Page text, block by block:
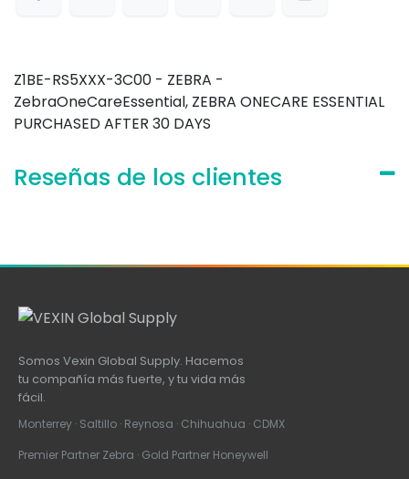
Z1BE-RS5XXX-3C00 - ZEBRA -
ZebraOneCareEssential, ZEBRA ONECARE ESSENTIAL
PURCHASED AFTER 30 DAYS
Reseñas de los clientes
Somos Vexin Global Supply. Hacemos
tu compañía más fuerte, y tu vida más
fácil.
Monterrey · Saltillo · Reynosa · Chihuahua · CDMX
Premier Partner Zebra · Gold Partner Honeywell